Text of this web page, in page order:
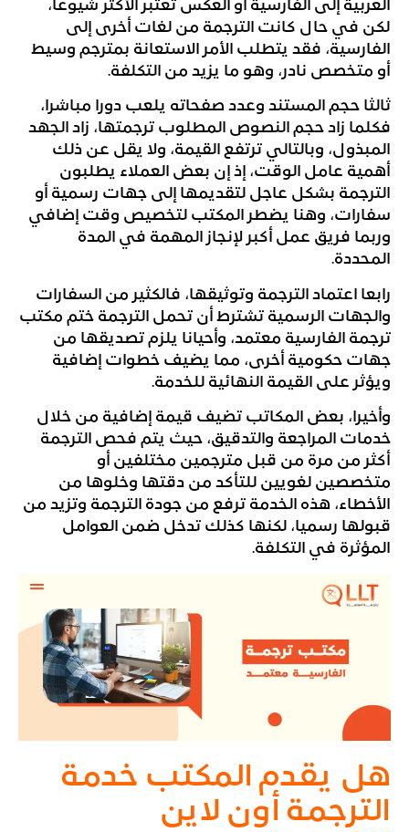
العربية إلى الفارسية أو العكس تعتبر الأكثر شيوعا،
لكن في حال كانت الترجمة من لغات أخرى إلى
الفارسية، فقد يتطلب الأمر الاستعانة بمترجم وسيط
أو متخصص نادر، وهو ما يزيد من التكلفة.
ثالثا حجم المستند وعدد صفحاته يلعب دورا مباشرا،
فكلما زاد حجم النصوص المطلوب ترجمتها، زاد الجهد
المبذول، وبالتالي ترتفع القيمة، ولا يقل عن ذلك
أهمية عامل الوقت، إذ إن بعض العملاء يطلبون
الترجمة بشكل عاجل لتقديمها إلى جهات رسمية أو
سفارات، وهنا يضطر المكتب لتخصيص وقت إضافي
وربما فريق عمل أكبر لإنجاز المهمة في المدة
المحددة.
رابعا اعتماد الترجمة وتوثيقها، فالكثير من السفارات
والجهات الرسمية تشترط أن تحمل الترجمة ختم مكتب
ترجمة الفارسية معتمد، وأحيانا يلزم تصديقها من
جهات حكومية أخرى، مما يضيف خطوات إضافية
ويؤثر على القيمة النهائية للخدمة.
وأخيرا، بعض المكاتب تضيف قيمة إضافية من خلال
خدمات المراجعة والتدقيق، حيث يتم فحص الترجمة
أكثر من مرة من قبل مترجمين مختلفين أو
متخصصين لغويين للتأكد من دقتها وخلوها من
الأخطاء، هذه الخدمة ترفع من جودة الترجمة وتزيد من
قبولها رسميا، لكنها كذلك تدخل ضمن العوامل
المؤثرة في التكلفة.
هل يقدم المكتب خدمة
الترجمة أون لاين